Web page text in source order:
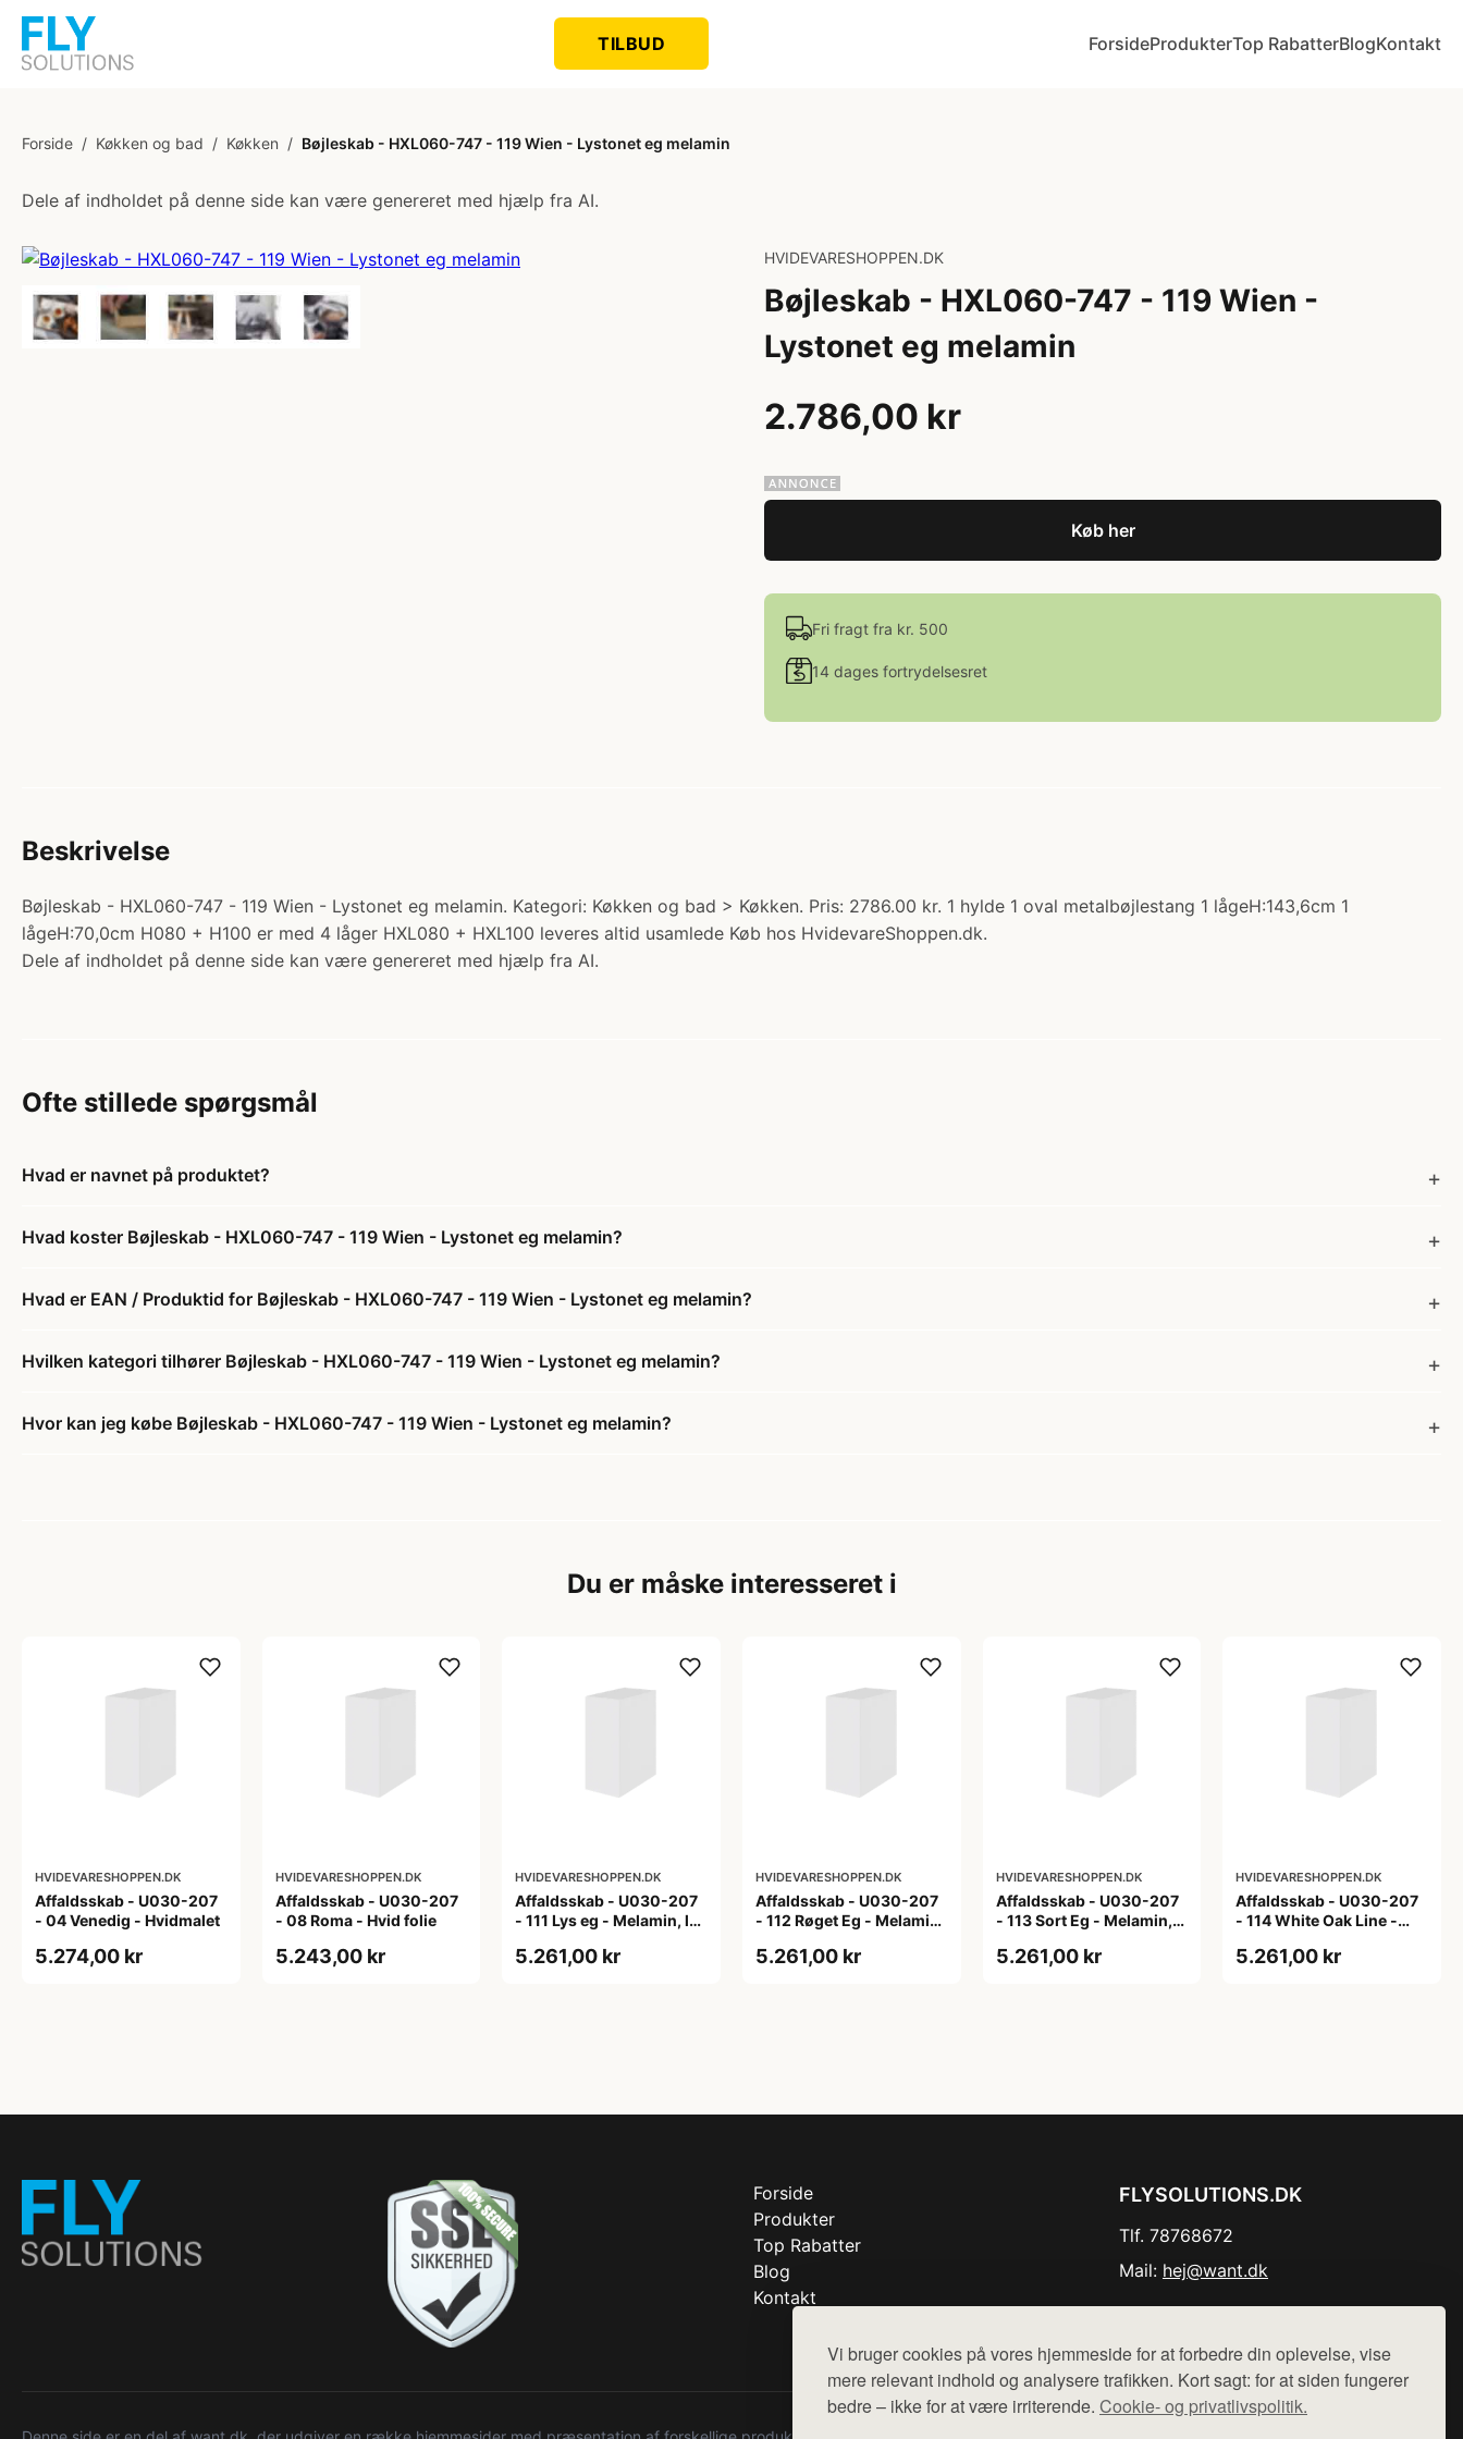
Vi bruger cookies på vores hjemmeside for at forbedre din oplevelse, vise
mere relevant indhold og analysere trafikken. Kort sagt: for at siden fungerer
bedre – ikke for at være irriterende. Cookie- og privatlivspolitik.
TILBUD ForsideProdukterTop RabatterBlogKontakt
Forside / Køkken og bad / Køkken / Bøjleskab - HXL060-747 - 119 Wien - Lystonet eg melamin
Dele af indholdet på denne side kan være genereret med hjælp fra AI.
HVIDEVARESHOPPEN.DK
Bøjleskab - HXL060-747 - 119 Wien -
Lystonet eg melamin
2.786,00 kr
Køb her
Fri fragt fra kr. 500
14 dages fortrydelsesret
Beskrivelse
Bøjleskab - HXL060-747 - 119 Wien - Lystonet eg melamin. Kategori: Køkken og bad > Køkken. Pris: 2786.00 kr. 1 hylde 1 oval metalbøjlestang 1 lågeH:143,6cm 1
lågeH:70,0cm H080 + H100 er med 4 låger HXL080 + HXL100 leveres altid usamlede Køb hos HvidevareShoppen.dk.
Dele af indholdet på denne side kan være genereret med hjælp fra AI.
Ofte stillede spørgsmål
Hvad er navnet på produktet?
Hvad koster Bøjleskab - HXL060-747 - 119 Wien - Lystonet eg melamin?
Hvad er EAN / Produktid for Bøjleskab - HXL060-747 - 119 Wien - Lystonet eg melamin?
Hvilken kategori tilhører Bøjleskab - HXL060-747 - 119 Wien - Lystonet eg melamin?
Hvor kan jeg købe Bøjleskab - HXL060-747 - 119 Wien - Lystonet eg melamin?
Du er måske interesseret i
HVIDEVARESHOPPEN.DK
Affaldsskab - U030-207
- 04 Venedig - Hvidmalet
5.274,00 kr
HVIDEVARESHOPPEN.DK
Affaldsskab - U030-207
- 08 Roma - Hvid folie
5.243,00 kr
HVIDEVARESHOPPEN.DK
Affaldsskab - U030-207
- 111 Lys eg - Melamin, lys
5.261,00 kr
HVIDEVARESHOPPEN.DK
Affaldsskab - U030-207
- 112 Røget Eg - Melamin,
5.261,00 kr
HVIDEVARESHOPPEN.DK
Affaldsskab - U030-207
- 113 Sort Eg - Melamin,
5.261,00 kr
HVIDEVARESHOPPEN.DK
Affaldsskab - U030-207
- 114 White Oak Line -
5.261,00 kr
Forside
Produkter
Top Rabatter
Blog
Kontakt
FLYSOLUTIONS.DK
Tlf. 78768672
Mail: hej@want.dk